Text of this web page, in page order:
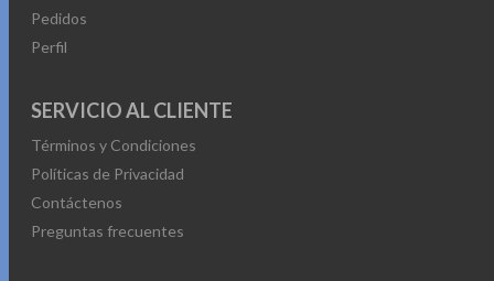
Pedidos
Perfil
SERVICIO AL CLIENTE
Términos y Condiciones
Políticas de Privacidad
Contáctenos
Preguntas frecuentes